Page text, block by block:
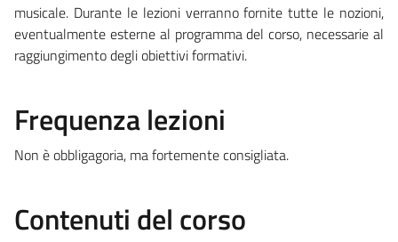
musicale. Durante le lezioni verranno fornite tutte le nozioni,
eventualmente esterne al programma del corso, necessarie al
raggiungimento degli obiettivi formativi.
Frequenza lezioni
Non è obbligagoria, ma fortemente consigliata.
Contenuti del corso